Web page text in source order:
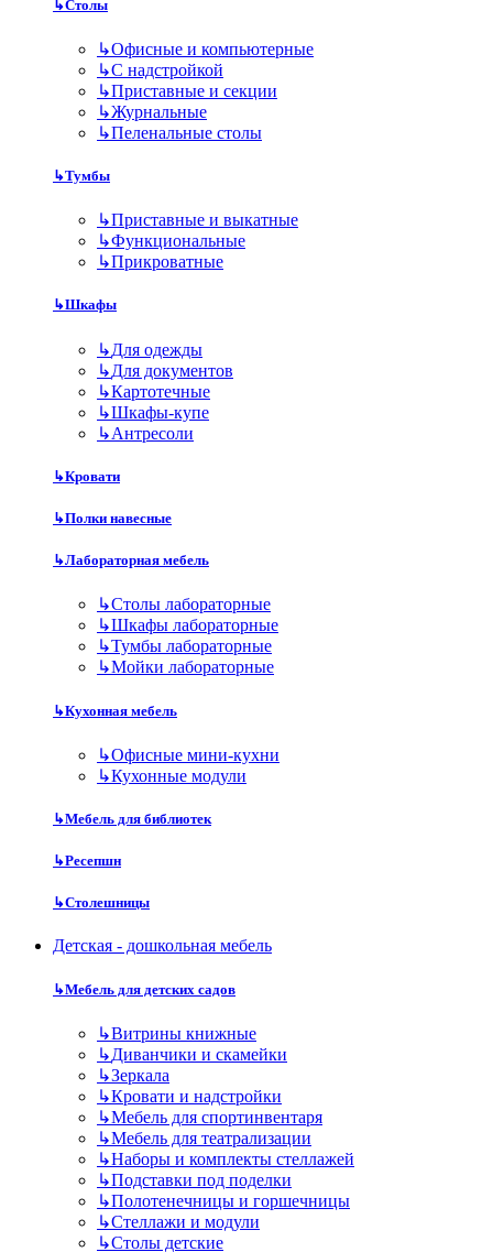
↳Столы
↳Офисные и компьютерные
↳С надстройкой
↳Приставные и секции
↳Журнальные
↳Пеленальные столы
↳Тумбы
↳Приставные и выкатные
↳Функциональные
↳Прикроватные
↳Шкафы
↳Для одежды
↳Для документов
↳Картотечные
↳Шкафы-купе
↳Антресоли
↳Кровати
↳Полки навесные
↳Лабораторная мебель
↳Столы лабораторные
↳Шкафы лабораторные
↳Тумбы лабораторные
↳Мойки лабораторные
↳Кухонная мебель
↳Офисные мини-кухни
↳Кухонные модули
↳Мебель для библиотек
↳Ресепшн
↳Столешницы
Детская - дошкольная мебель
↳Мебель для детских садов
↳Витрины книжные
↳Диванчики и скамейки
↳Зеркала
↳Кровати и надстройки
↳Мебель для спортинвентаря
↳Мебель для театрализации
↳Наборы и комплекты стеллажей
↳Подставки под поделки
↳Полотенечницы и горшечницы
↳Стеллажи и модули
↳Столы детские